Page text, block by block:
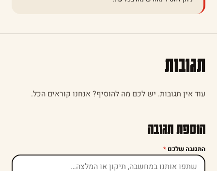
תגובות
עוד אין תגובות. יש לכם מה להוסיף? אנחנו קוראים הכל.
הוספת תגובה
התגובה שלכם *